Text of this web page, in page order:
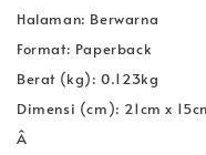
Halaman: Berwarna
Format: Paperback
Berat (kg): 0.123kg
Dimensi (cm): 21cm x
Â